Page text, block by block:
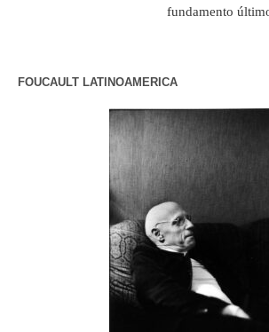
fundamento
FOUCAULT LATINOAMERICA